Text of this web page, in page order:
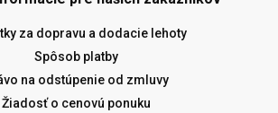
za dopravu a dodacie lehoty
Spôsob platby
na odstúpenie od zmluvy
Žiadosť o cenovú ponuku